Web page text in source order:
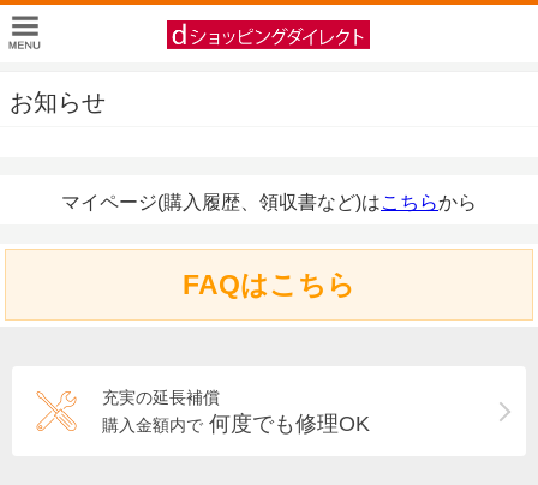
お知らせ
マイページ(購入履歴、領収書など)はこちらから
FAQはこちら
充実の延長補償
購入金額内で 何度でも修理OK